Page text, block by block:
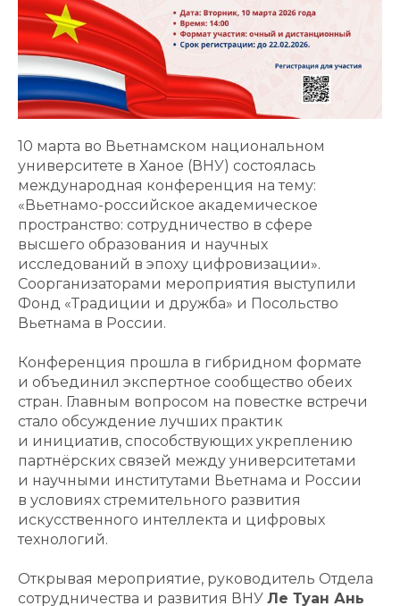
10 марта во Вьетнамском национальном
университете в Ханое (ВНУ) состоялась
международная конференция на тему:
«Вьетнамо-российское академическое
пространство: сотрудничество в сфере
высшего образования и научных
исследований в эпоху цифровизации».
Соорганизаторами мероприятия выступили
Фонд «Традиции и дружба» и Посольство
Вьетнама в России.
Конференция прошла в гибридном формате
и объединил экспертное сообщество обеих
стран. Главным вопросом на повестке встречи
стало обсуждение лучших практик
и инициатив, способствующих укреплению
партнёрских связей между университетами
и научными институтами Вьетнама и России
в условиях стремительного развития
искусственного интеллекта и цифровых
технологий.
Открывая мероприятие, руководитель Отдела
сотрудничества и развития ВНУ Ле Туан Ань